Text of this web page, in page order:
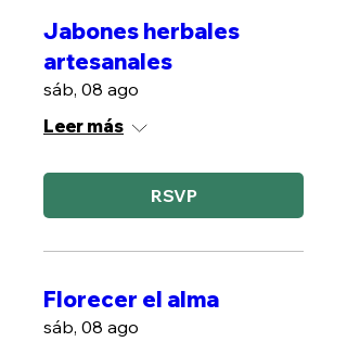
Jabones herbales
artesanales
sáb, 08 ago
Leer más
RSVP
Florecer el alma
sáb, 08 ago